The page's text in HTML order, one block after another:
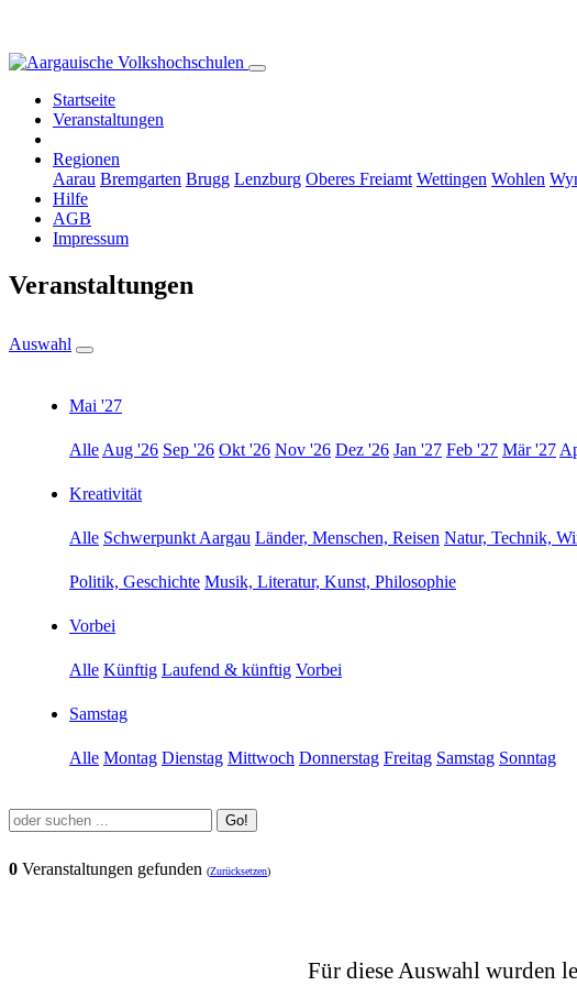
Startseite
Veranstaltungen
Regionen
Aarau Bremgarten Brugg Lenzburg Oberes Freiamt Wettingen Wohlen
Hilfe
AGB
Impressum
Veranstaltungen
Auswahl
Mai '27
Alle Aug '26 Sep '26 Okt '26 Nov '26 Dez '26 Jan '27 Feb '27 Mär '27
Kreativität
Alle Schwerpunkt Aargau Länder, Menschen, Reisen Natur, Technik,
Politik, Geschichte Musik, Literatur, Kunst, Philosophie
Vorbei
Alle Künftig Laufend & künftig Vorbei
Samstag
Alle Montag Dienstag Mittwoch Donnerstag Freitag Samstag Sonntag
Go!
0 Veranstaltungen gefunden (Zurücksetzen)
Für diese Auswahl wurden